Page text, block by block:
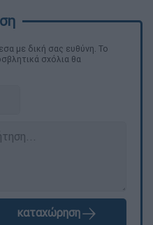
με δική σας ευθύνη. Το
σχόλια θα
καταχώρηση